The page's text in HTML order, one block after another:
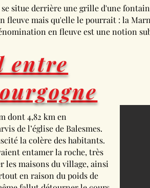
situe derrière une grille d'une
fleuve mais qu'elle le pourrait : la
en fleuve est une notion
entre
dont 4,82 km en
de l’église de Balesmes.
la colère des habitants.
entamer la roche, très
les maisons du village, ainsi
en raison du poids de